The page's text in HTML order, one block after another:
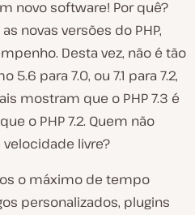
novo software! Por quê?
novas versões do PHP,
Desta vez, não é tão
para 7.0, ou 7.1 para 7.2,
mostram que o PHP 7.3 é
o PHP 7.2. Quem não
livre?
o máximo de tempo
personalizados, plugins